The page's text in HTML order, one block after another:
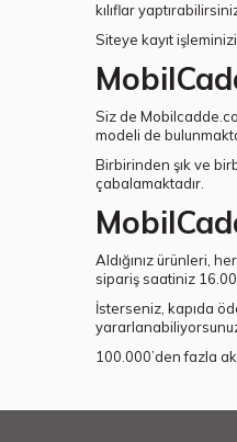
kılıflar
Siteye kayıt
Siz de
modeli de
Birbirinden şık ve
çabalamaktadır.
Aldığınız ürünleri,
sipariş saatiniz
İsterseniz, kapıda
100.000’den fazla